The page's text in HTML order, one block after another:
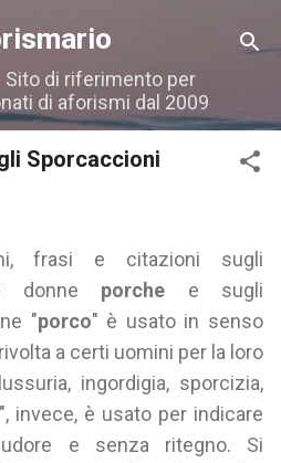
principali
di riferimento per
di aforismi dal 2009
Sporcaccioni
frasi e citazioni sugli
donne porche e sugli
"porco" è usato in senso
a certi uomini per la loro
ingordigia, sporcizia,
", invece, è usato per indicare
e senza ritegno. Si